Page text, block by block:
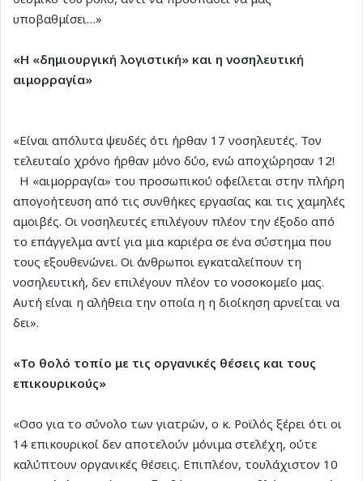
υποβαθμίσει…»
«Η «δημιουργική λογιστική» και η νοσηλευτική
αιμορραγία»
«Είναι απόλυτα ψευδές ότι ήρθαν 17 νοσηλευτές. Τον
τελευταίο χρόνο ήρθαν μόνο δύο, ενώ αποχώρησαν 12!
Η «αιμορραγία» του προσωπικού οφείλεται στην πλήρη
απογοήτευση από τις συνθήκες εργασίας και τις χαμηλές
αμοιβές. Οι νοσηλευτές επιλέγουν πλέον την έξοδο από
το επάγγελμα αντί για μια καριέρα σε ένα σύστημα που
τους εξουθενώνει. Οι άνθρωποι εγκαταλείπουν τη
νοσηλευτική, δεν επιλέγουν πλέον το νοσοκομείο μας.
Αυτή είναι η αλήθεια την οποία η η διοίκηση αρνείται να
δει».
«Το θολό τοπίο με τις οργανικές θέσεις και τους
επικουρικούς»
«Οσο για το σύνολο των γιατρών, ο κ. Ροϊλός ξέρει ότι οι
14 επικουρικοί δεν αποτελούν μόνιμα στελέχη, ούτε
καλύπτουν οργανικές θέσεις. Επιπλέον, τουλάχιστον 10